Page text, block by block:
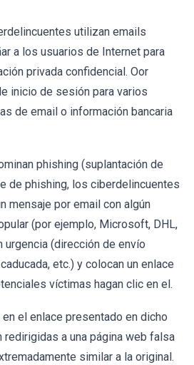
utilizan emails
a los usuarios de Internet para
privada confidencial. Oor
inicio de sesión para varios
de email o información bancaria
phishing (suplantación de
de phishing, los ciberdelincuentes
mensaje por email con algún
(por ejemplo, Microsoft, DHL,
urgencia (dirección de envío
etc.) y colocan un enlace
víctimas hagan clic en el.
el enlace presentado en dicho
a una página web falsa
similar a la original.